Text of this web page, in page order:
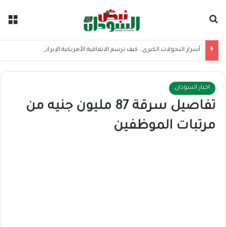
اخبار السودان
تفاصيل سرقة 87 مليون جنيه من
مرتبات الموظفين